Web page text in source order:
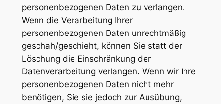
personenbezogenen Daten zu verlangen.
Wenn die Verarbeitung Ihrer
personenbezogenen Daten unrechtmäßig
geschah/geschieht, können Sie statt der
Löschung die Einschränkung der
Datenverarbeitung verlangen. Wenn wir Ihre
personenbezogenen Daten nicht mehr
benötigen, Sie sie jedoch zur Ausübung,